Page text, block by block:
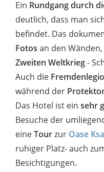
Ein Rundgang durch
deutlich, dass man
befindet. Das
Fotos an den
Zweiten Weltkrieg-
Auch die
während der
Das Hotel ist ein sehr
Besuche der
eineTourzur Oase
ruhiger Platz- auch
Besichtigungen.